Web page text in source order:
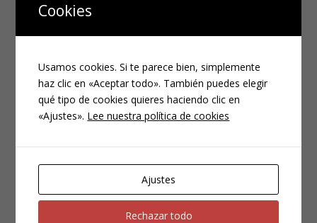
6.ª En todo caso, cuando se ocasione
grave deterioro o destrucción de los
recursos afectados
Además, el artículo 353. 2 impone las
mismas penas cuando el autor actúe
con los efectos derivados del incendio.
Cookies
Usamos cookies. Si te parece bien, simplemente
haz clic en «Aceptar todo». También puedes elegir
qué tipo de cookies quieres haciendo clic en
«Ajustes». Lee nuestra política de cookies
Ajustes
Rechazar todo